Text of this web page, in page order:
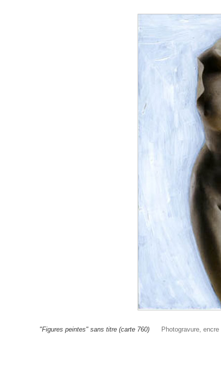
"Figures peintes" sans titre (carte 760) Photogravure,